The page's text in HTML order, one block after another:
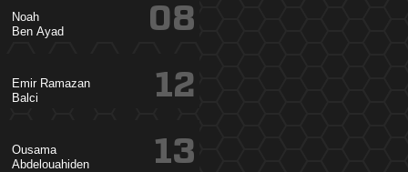

 
08
 

12


13